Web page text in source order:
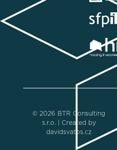
© 2026 BTR Consulting
s.r.o. | Created by
davidsvatos.cz